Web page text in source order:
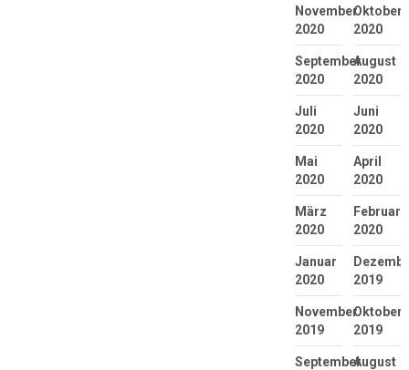
November
2020
Oktober
2020
September
2020
August
2020
Juli
2020
Juni
2020
Mai
2020
April
2020
März
2020
Februar
2020
Januar
2020
2019
November
2019
Oktober
2019
SeptemberAugust